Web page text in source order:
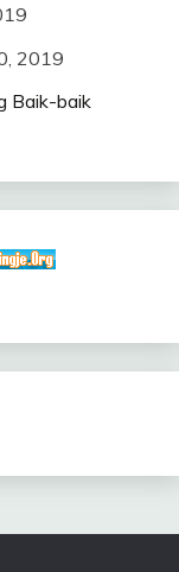
2019
Baik-baik